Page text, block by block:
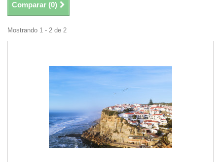
Comparar (0)
Mostrando 1 - 2 de 2